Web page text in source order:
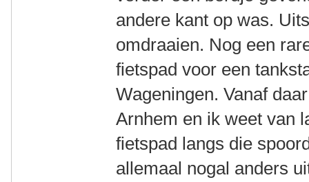
andere kant op was.
omdraaien. Nog een
fietspad voor een
Wageningen. Vanaf
Arnhem en ik weet van
fietspad langs die
allemaal nogal anders